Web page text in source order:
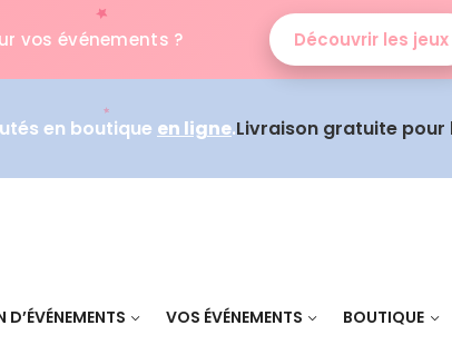
vos événements ? Découvrir les jeux
en boutique en ligne.Livraison gratuite pour
VOS ÉVÉNEMENTS BOUTIQUE